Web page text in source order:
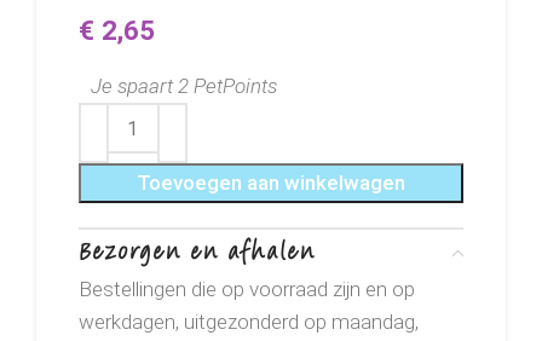
€ 2,65
Je spaart 2 PetPoints
Toevoegen aan winkelwagen
Bezorgen en afhalen
Bestellingen die op voorraad zijn en op
werkdagen, uitgezonderd op maandag,